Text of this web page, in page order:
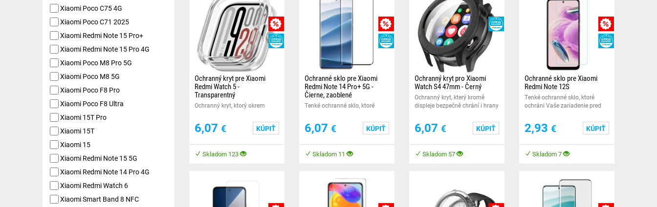
Xiaomi Poco C75 4G
Xiaomi Poco C71 2025
Xiaomi Redmi Note 15 Pro+
Xiaomi Redmi Note 15 Pro 4G
Xiaomi Poco M8 Pro 5G
Xiaomi Poco M8 5G
Xiaomi Poco F8 Pro
Xiaomi Poco F8 Ultra
Xiaomi 15T Pro
Xiaomi 15T
Xiaomi 15
Xiaomi Redmi Note 15 5G
Xiaomi Redmi Note 14 Pro 4G
Xiaomi Redmi Watch 6
Xiaomi Smart Band 8 NFC
Ochranný kryt pre Xiaomi
Redmi Watch 5 -
Transparentný
Ochranný kryt, ktorý okrem
hrany Vašich šikovných
hodiniek.
6,07 € KÚPIŤ
Skladom 123
Ochranné sklo pre Xiaomi
Redmi Note 14 Pro+ 5G -
Čierne, zaoblené
Tenké ochranné sklo, ktoré
poškodením. Pred odstránením
fólie dvakrát prejdite
MNOŽSTEVNÁ ZĽAVY
HEUREKA
6,07 € KÚPIŤ
Skladom 11
Ochranný kryt pro Xiaomi
Watch S4 47mm - Černý
Ochranný kryt, který kromě
displeje bezpečně chrání i hrany
6,07 € KÚPIŤ
Skladom 57
Ochranné sklo pre Xiaomi
Redmi Note 12S
Tenké ochranné sklo, ktoré
ochráni Vaše zariadenie pred
2,93 € KÚPIŤ
Skladom 7